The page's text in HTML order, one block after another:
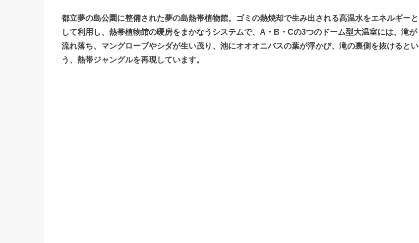
都立夢の島公園に整備された夢の島熱帯植物館。ゴミの熱焼却で生み出される高温水をエネルギーと
して利用し、熱帯植物館の暖房をまかなうシステムで、A・B・Cの3つのドーム型大温室には、滝が
流れ落ち、マングローブやシダが生い茂り、池にオオオニバスの葉が浮かび、滝の裏側を抜けるとい
う、熱帯ジャングルを再現しています。